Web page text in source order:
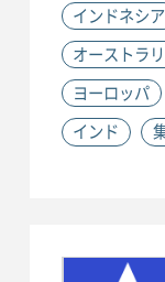
インドネシア
オーストラ
ヨーロッパ
インド